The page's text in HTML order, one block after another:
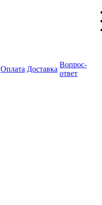
Оплата Доставка
Вопрос-
ответ